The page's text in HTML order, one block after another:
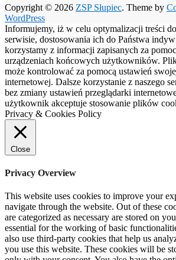
Copyright © 2026 ZSP Słupiec. Theme by
WordPress
Informujemy, iż w celu optymalizacji treści
serwisie, dostosowania ich do Państwa
korzystamy z informacji zapisanych za
urządzeniach końcowych użytkowników.
może kontrolować za pomocą ustawień
internetowej. Dalsze korzystanie z naszego
bez zmiany ustawień przeglądarki
użytkownik akceptuje stosowanie plików
Privacy & Cookies Policy
Close
Privacy Overview
This website uses cookies to improve your
navigate through the website. Out of these
are categorized as necessary are stored on
essential for the working of basic
also use third-party cookies that help us
you use this website. These cookies will be